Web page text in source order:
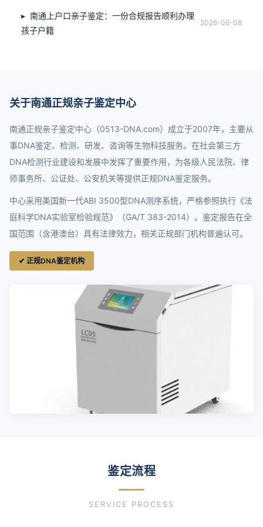
南通上户口亲子鉴定：一份合规报告顺利办理
孩子户籍
2026-06-08
关于南通正规亲子鉴定中心
南通正规亲子鉴定中心（0513-DNA.com）成立于2007年，主要从
事DNA鉴定、检测、研发、咨询等生物科技服务。在社会第三方
DNA检测行业建设和发展中发挥了重要作用，为各级人民法院、律
师事务所、公证处、公安机关等提供正规DNA鉴定服务。
中心采用美国新一代ABI 3500型DNA测序系统，严格参照执行《法
庭科学DNA实验室检验规范》（GA/T 383-2014）。鉴定报告在全
国范围（含港澳台）具有法律效力，相关正规部门机构普遍认可。
✔ 正规DNA鉴定机构
鉴定流程
SERVICE PROCESS